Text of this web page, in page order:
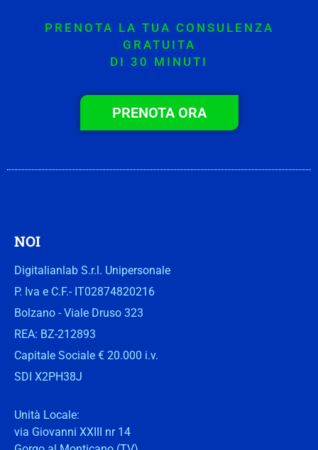
PRENOTA LA TUA CONSULENZA
GRATUITA
DI 30 MINUTI
PRENOTA ORA
NOI
Digitalianlab S.r.l. Unipersonale
P. Iva e C.F.- IT02874820216
Bolzano - Viale Druso 323
REA: BZ-212893
Capitale Sociale € 20.000 i.v.
SDI X2PH38J
Unità Locale:
via Giovanni XXIII nr 14